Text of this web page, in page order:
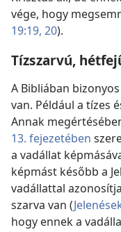
vége, hogy
19:19, 20).
Tízszarvú,
A Bibliában
van. Például a tízes
Annak
13. fejezetében
a vadállat
képmást később a
vadállattal
szarva van (
hogy ennek a